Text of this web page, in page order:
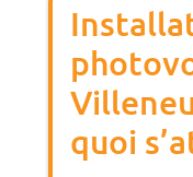
quoi